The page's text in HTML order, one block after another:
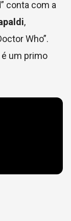
conta com a
,
Who”.
um primo